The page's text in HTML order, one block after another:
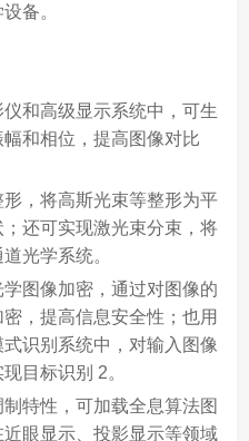
备。
和高级显示系统中，可生
和相位，提高图像对比
，将高斯光束等整形为平
还可实现激光束分束，将
光学系统。
图像加密，通过对图像的
，提高信息安全性；也用
识别系统中，对输入图像
目标识别 2。
特性，可加载全息算法图
眼显示、投影显示等领域